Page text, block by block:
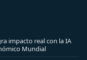
impacto real con la IA
Mundial